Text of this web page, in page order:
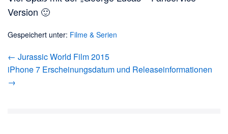
Version 🙂
Gespeichert unter: Filme & Serien
Beitragsnavigation
← Jurassic World Film 2015
iPhone 7 Erscheinungsdatum und Releaseinformationen
→